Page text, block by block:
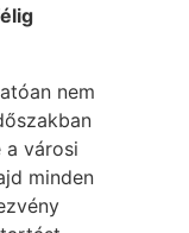
nem
a városi
minden